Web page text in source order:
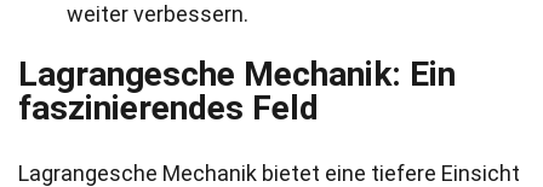
weiter verbessern.
Lagrangesche Mechanik: Ein
faszinierendes Feld
Lagrangesche Mechanik bietet eine tiefere Einsicht